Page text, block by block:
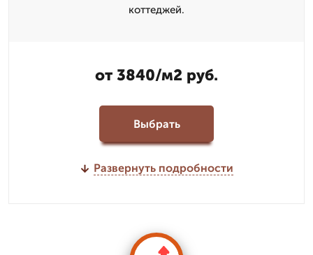
коттеджей.
от 3840/м2 руб.
Выбрать
Развернуть подробности